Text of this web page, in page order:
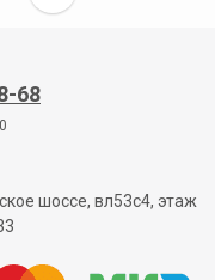
68
шоссе, вл53с4, этаж